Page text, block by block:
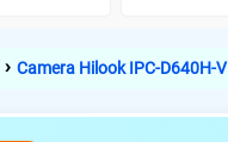
› Camera Hilook IPC-D640H-V